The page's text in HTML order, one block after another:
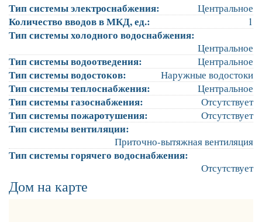
Тип системы электроснабжения: Центральное
Количество вводов в МКД, ед.: 1
Тип системы холодного водоснабжения:
Центральное
Тип системы водоотведения: Центральное
Тип системы водостоков: Наружные водостоки
Тип системы теплоснабжения: Центральное
Тип системы газоснабжения: Отсутствует
Тип системы пожаротушения: Отсутствует
Тип системы вентиляции:
Приточно-вытяжная вентиляция
Тип системы горячего водоснабжения:
Отсутствует
Дом на карте